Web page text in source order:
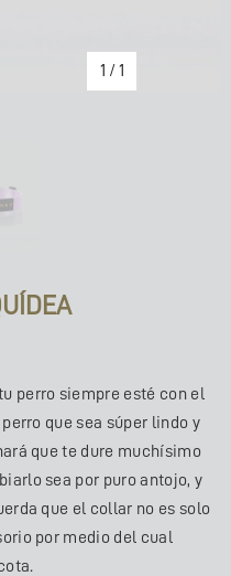
1 / 1
perro siempre esté con el
que sea súper lindo y
que te dure muchísimo
sea por puro antojo, y
que el collar no es solo
por medio del cual